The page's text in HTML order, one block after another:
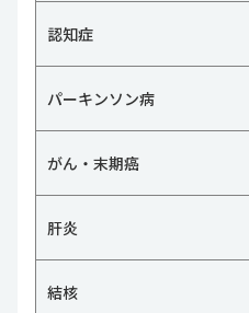
認知症
パーキンソン病
がん・末期癌
肝炎
結核